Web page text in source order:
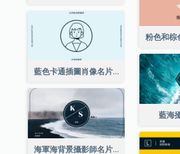
藍色卡通插圖肖像名片
藍海
海軍海背景攝影師名片